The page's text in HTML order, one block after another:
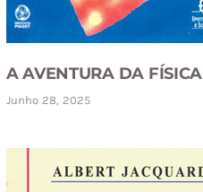
A AVENTURA DA FÍSICA
Junho 28, 2025